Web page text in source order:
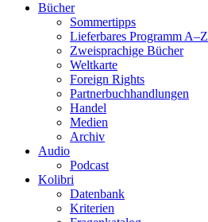
Bücher
Sommertipps
Lieferbares Programm A–Z
Zweisprachige Bücher
Weltkarte
Foreign Rights
Partnerbuchhandlungen
Handel
Medien
Archiv
Audio
Podcast
Kolibri
Datenbank
Kriterien